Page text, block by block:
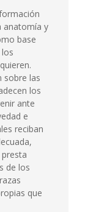
anatomía y
base
sobre las
los
ante
e
reciban
de los
que